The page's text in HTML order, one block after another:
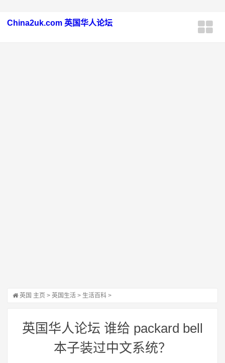
China2uk.com 英国华人论坛
英国 主页 > 英国生活 > 生活百科 >
英国华人论坛 谁给 packard bell
本子装过中文系统？